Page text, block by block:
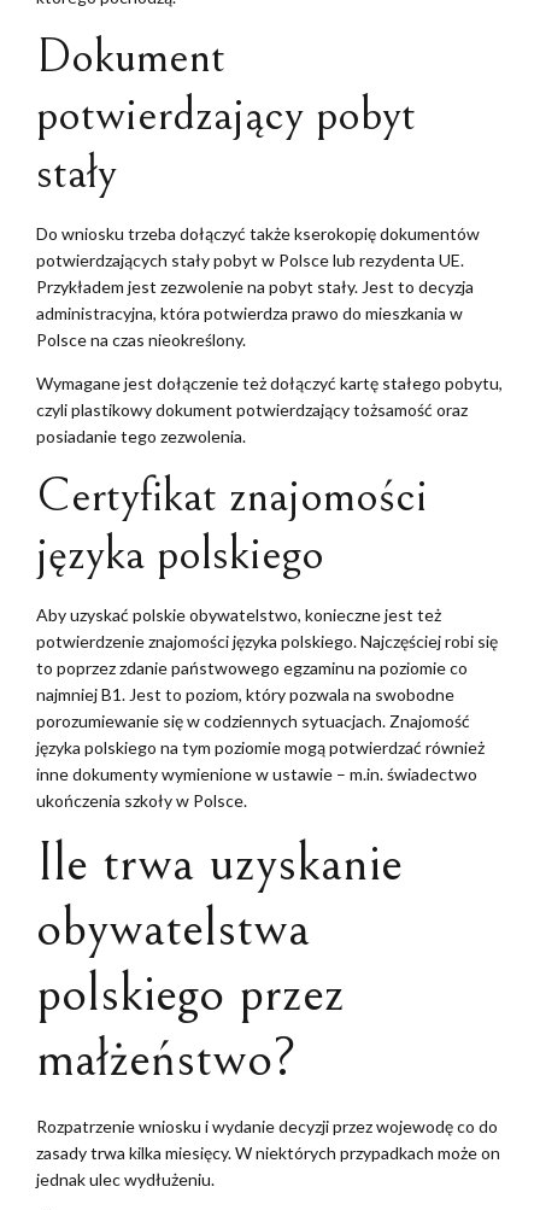
Dokument
potwierdzający pobyt
stały
Do wniosku trzeba dołączyć także kserokopię dokumentów
potwierdzających stały pobyt w Polsce lub rezydenta UE.
Przykładem jest zezwolenie na pobyt stały. Jest to decyzja
administracyjna, która potwierdza prawo do mieszkania w
Polsce na czas nieokreślony.
Wymagane jest dołączenie też dołączyć kartę stałego pobytu,
czyli plastikowy dokument potwierdzający tożsamość oraz
posiadanie tego zezwolenia.
Certyfikat znajomości
języka polskiego
Aby uzyskać polskie obywatelstwo, konieczne jest też
potwierdzenie znajomości języka polskiego. Najczęściej robi się
to poprzez zdanie państwowego egzaminu na poziomie co
najmniej B1. Jest to poziom, który pozwala na swobodne
porozumiewanie się w codziennych sytuacjach. Znajomość
języka polskiego na tym poziomie mogą potwierdzać również
inne dokumenty wymienione w ustawie – m.in. świadectwo
ukończenia szkoły w Polsce.
Ile trwa uzyskanie
obywatelstwa
polskiego przez
małżeństwo?
Rozpatrzenie wniosku i wydanie decyzji przez wojewodę co do
zasady trwa kilka miesięcy. W niektórych przypadkach może on
jednak ulec wydłużeniu.